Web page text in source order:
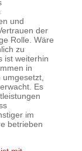
und
der
Rolle. Wäre
zu
ist weiterhin
in
Es
im
betrieben